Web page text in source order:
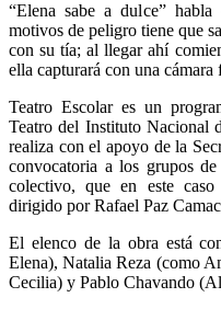
“Elena sabe a dulce”
motivos de peligro tiene que
con su tía; al llegar ahí
ella capturará con una cámara
Teatro Escolar es un
Teatro del Instituto Nacional
realiza con el apoyo de la
convocatoria a los grupos
colectivo, que en este
dirigido por Rafael Paz
El elenco de la obra está
Elena), Natalia Reza (como
Cecilia) y Pablo Chavando